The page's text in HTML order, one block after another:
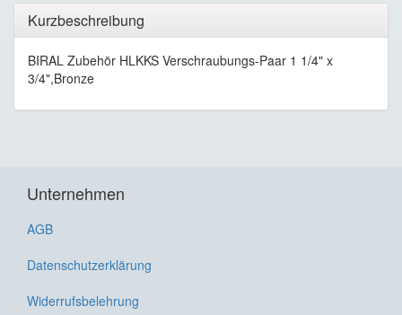
Kurzbeschreibung
BIRAL Zubehör HLKKS Verschraubungs-Paar 1 1/4" x
3/4",Bronze
Unternehmen
AGB
Datenschutzerklärung
Widerrufsbelehrung